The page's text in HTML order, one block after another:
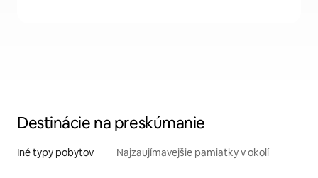
Destinácie na preskúmanie
Iné typy pobytov Najzaujímavejšie pamiatky v okolí